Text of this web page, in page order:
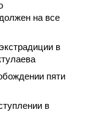
на все
в
пяти
в